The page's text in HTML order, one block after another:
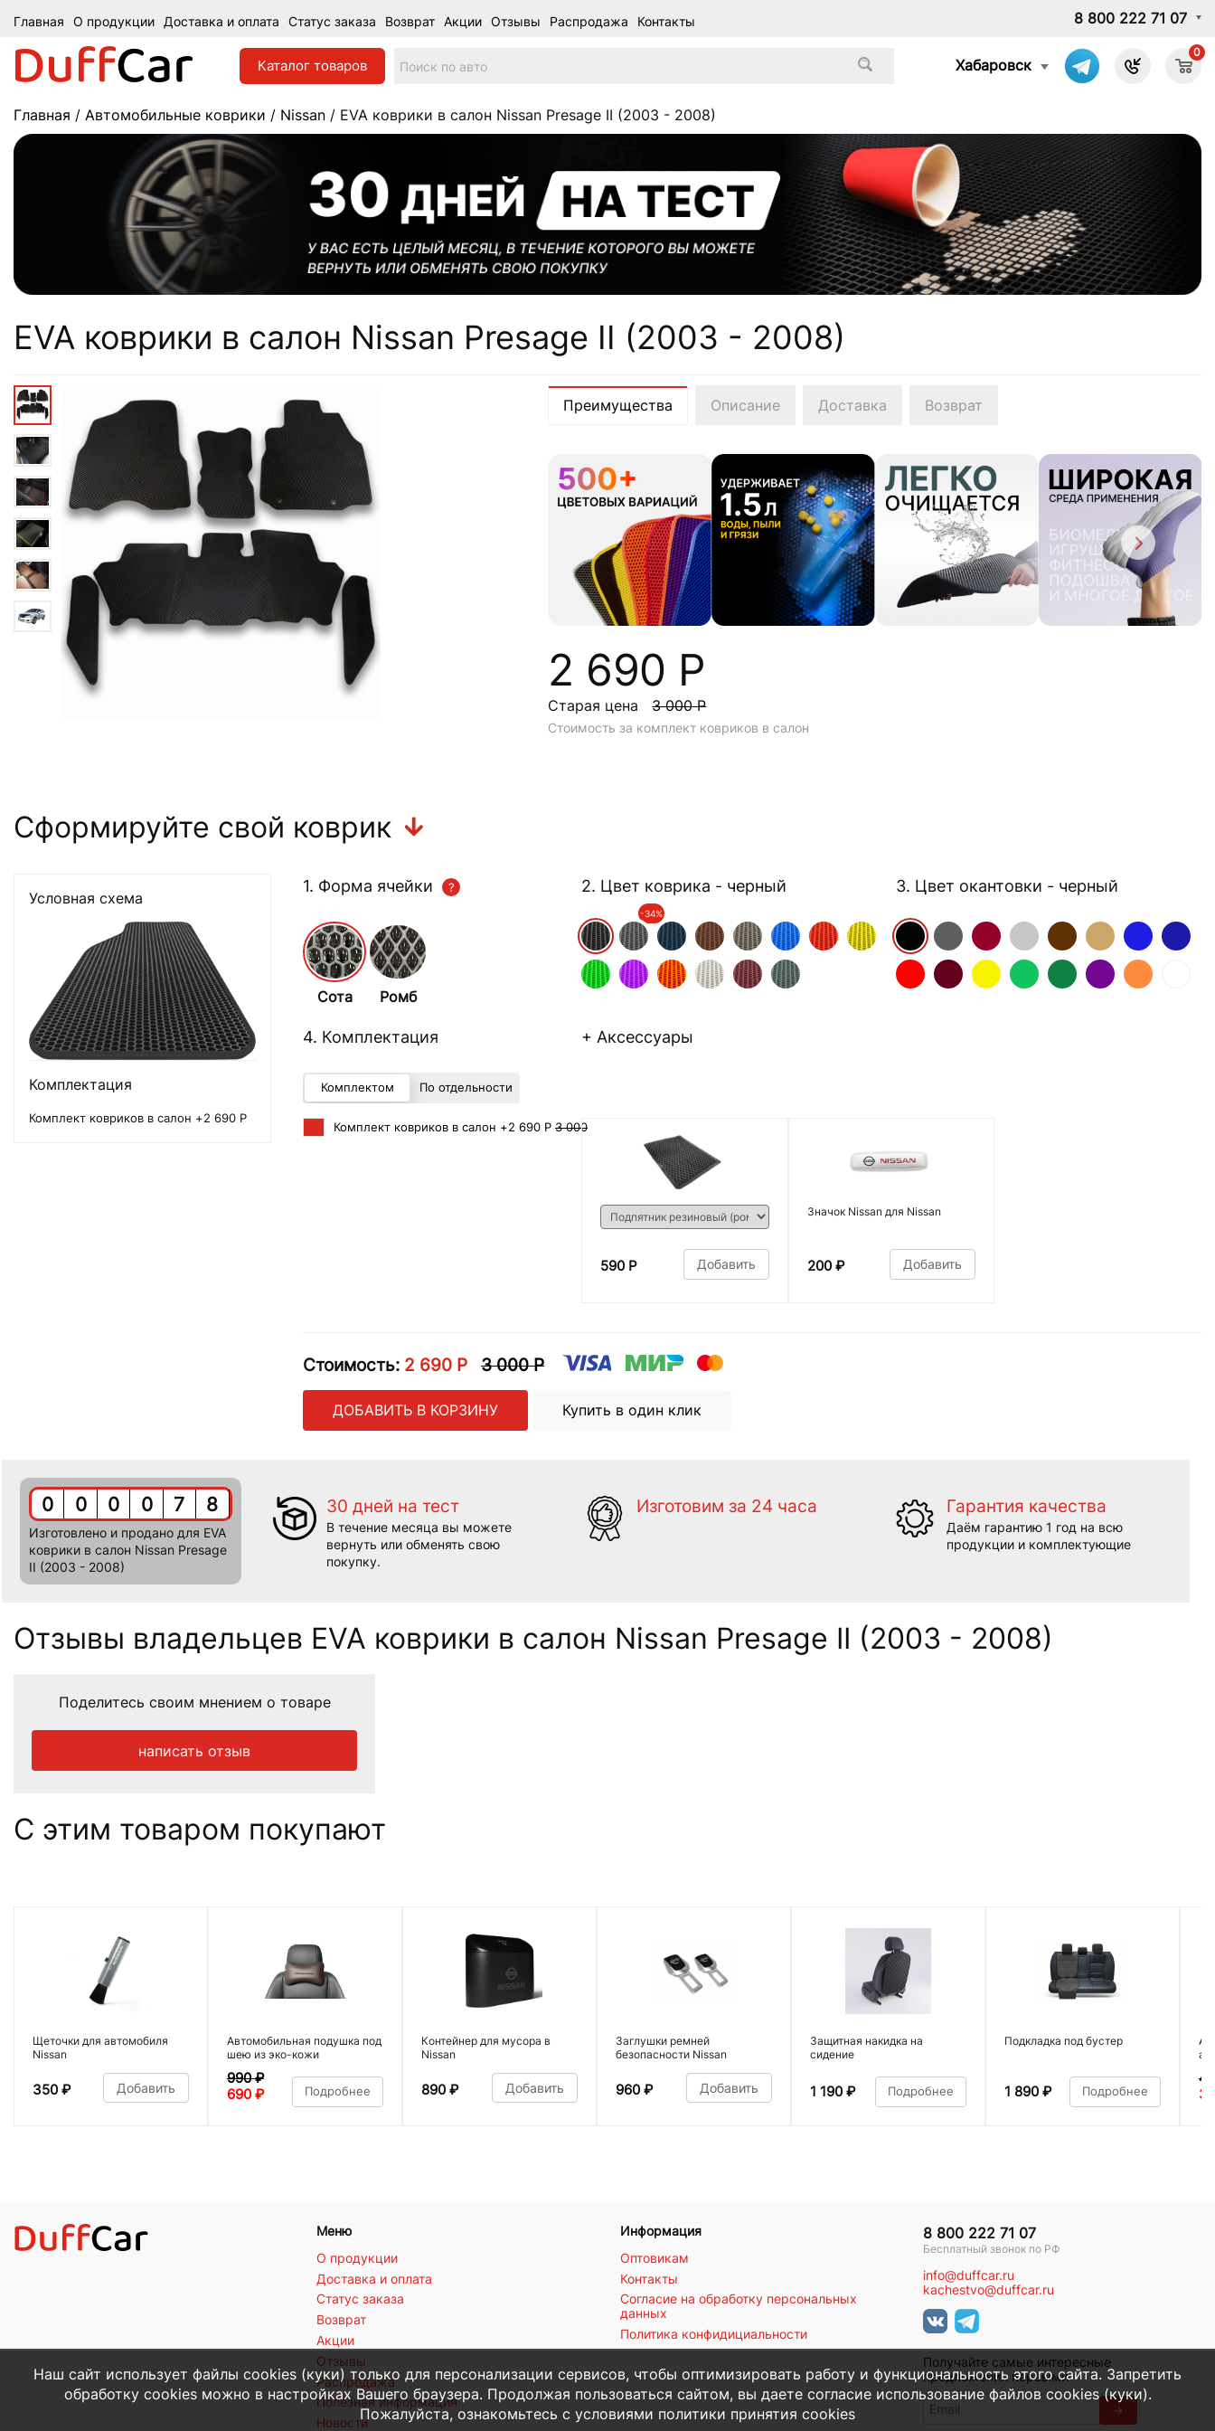
Главная О продукции Доставка и оплата Статус заказа Возврат Акции Отзывы Распродажа Контакты 8 800 222 71 07
Каталог товаров Хабаровск
0
Главная / Автомобильные коврики / Nissan / EVA коврики в салон Nissan Presage II (2003 - 2008)
EVA коврики в салон Nissan Presage II (2003 - 2008)
Преимущества Описание Доставка Возврат
2 690 Р
Старая цена 3 000 Р
Стоимость за комплект ковриков в салон
Сформируйте свой коврик
1. Форма ячейки
Сота Ромб
2. Цвет коврика - черный
-34%
3. Цвет окантовки - черный
4. Комплектация
Комплектом По отдельности
Комплект ковриков в салон +2 690 Р 3 000
+ Аксессуары
590 Р Добавить
Значок Nissan для Nissan
200 ₽ Добавить
Стоимость: 2 690 Р 3 000 Р
ДОБАВИТЬ В КОРЗИНУ Купить в один клик
Условная схема
Комплектация
Комплект ковриков в салон +2 690 Р
0 0 0 0 7 8
Изготовлено и продано для EVA
коврики в салон Nissan Presage
II (2003 - 2008)
30 дней на тест
В течение месяца вы можете
вернуть или обменять свою
покупку.
Изготовим за 24 часа Гарантия качества
Даём гарантию 1 год на всю
продукции и комплектующие
Отзывы владельцев EVA коврики в салон Nissan Presage II (2003 - 2008)
Поделитесь своим мнением о товаре
написать отзыв
С этим товаром покупают
Щеточки для автомобиля
Nissan
350 ₽ Добавить
Автомобильная подушка под
шею из эко-кожи
990₽
690 ₽ Подробнее
Контейнер для мусора в
Nissan
890 ₽ Добавить
Заглушки ремней
безопасности Nissan
960 ₽ Добавить
Защитная накидка на
сидение
1 190 ₽ Подробнее
Подкладка под бустер
1 890 ₽ Подробнее
4
3
Меню
О продукции
Доставка и оплата
Статус заказа
Возврат
Акции
Отзывы
Распродажа
Полезная информация
Новости
Информация
Оптовикам
Контакты
Согласие на обработку персональных
данных
Политика конфидициальности
8 800 222 71 07
Бесплатный звонок по РФ
info@duffcar.ru
kachestvo@duffcar.ru
Получайте самые интересные
предложения первыми
→
Наш сайт использует файлы cookies (куки) только для персонализации сервисов, чтобы оптимизировать работу и функциональность этого сайта. Запретить
обработку cookies можно в настройках Вашего браузера. Продолжая пользоваться сайтом, вы даете согласие использование файлов cookies (куки).
Пожалуйста, ознакомьтесь с условиями политики принятия сookies